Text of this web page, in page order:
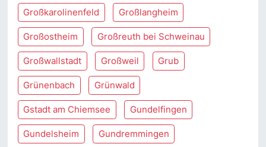
Großkarolinenfeld Großlangheim
Großostheim Großreuth bei Schweinau
Großwallstadt Großweil Grub
Grünenbach Grünwald
Gstadt am Chiemsee Gundelfingen
Gundelsheim Gundremmingen